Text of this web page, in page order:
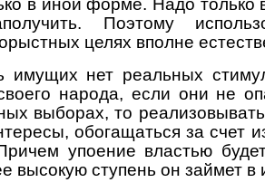
в иной форме. Надо только
Поэтому
целях вполне
имущих нет реальных
народа, если они не
выборах, то
обогащаться за счет
упоение властью
высокую ступень он займет в